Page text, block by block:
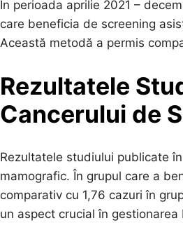
În perioada aprilie 2021 –
care beneficia de screening
Această metodă a permis
Rezultatele
Cancerului de
Rezultatele studiului publicate
mamografic. În grupul care a
comparativ cu 1,76 cazuri în
un aspect crucial în